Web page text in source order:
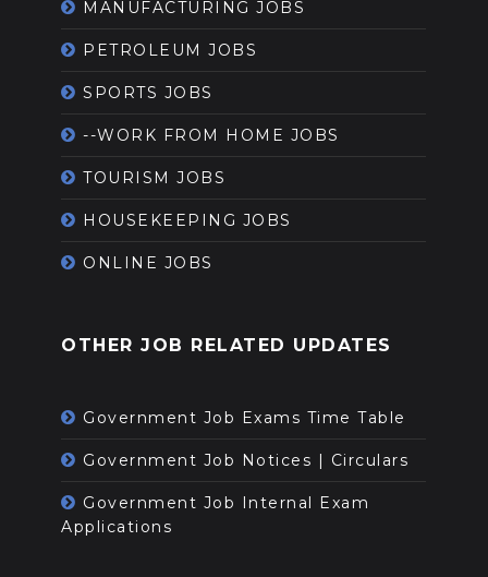
MANUFACTURING JOBS
PETROLEUM JOBS
SPORTS JOBS
--WORK FROM HOME JOBS
TOURISM JOBS
HOUSEKEEPING JOBS
ONLINE JOBS
OTHER JOB RELATED UPDATES
Government Job Exams Time Table
Government Job Notices | Circulars
Government Job Internal Exam
Applications